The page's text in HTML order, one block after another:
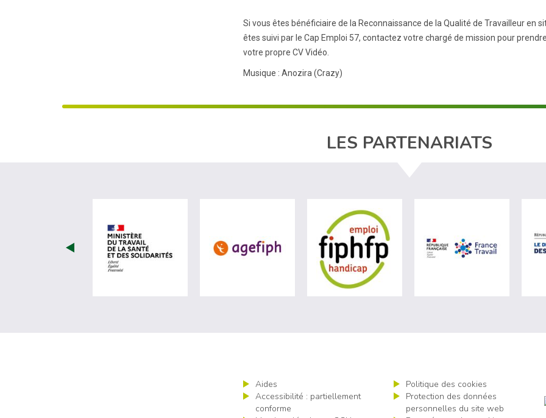
Si vous êtes bénéficiaire de la Reconnaissance de la Qualité de Travailleur en
êtes suivi par le Cap Emploi 57, contactez votre chargé de mission pour
votre propre CV Vidéo.
Musique : Anozira (Crazy)
LES PARTENARIATS
visiter les site de Ministère du travail (nouvelle fenêtre)
visiter les site de Agefiph (nouvelle fenêtre)visiter les site de Fiphfp (nouvelle fenêtre)
visiter les
Aides
Accessibilité : partiellement
conforme
Politique des cookies
Protection des données
personnelles du site web